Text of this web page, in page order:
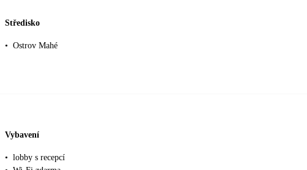
Středisko
• Ostrov Mahé
Vybavení
• lobby s recepcí